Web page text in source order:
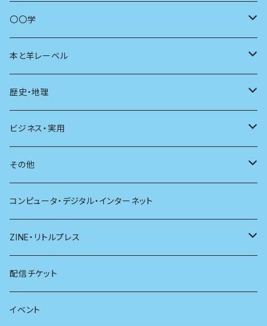
商いとは
母の友
ユリイカ
現代思想
新潮
別冊太陽
〇〇学
動物
自然
科学
社会
哲学
医学
看護学
心理学
経営学
本と羊レーベル
電子版（EPub）
電子版（PDF）
歴史・地理
歴史
地理
ビジネス・実用
雷鳥社辞典シリーズ
その他
珈琲
雑貨
コンピュータ・デジタル・インターネット
ZINE・リトルプレス
電子版（EPub）
電子版（PDF）
配信チケット
イベント